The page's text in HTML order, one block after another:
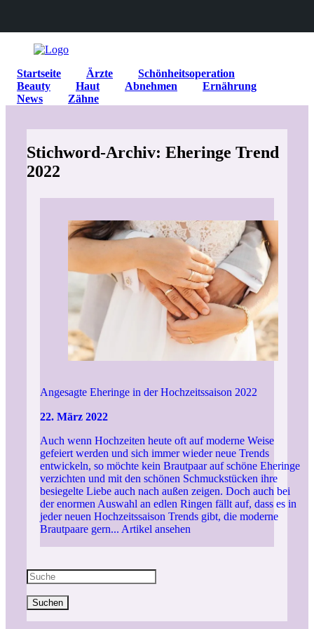
Startseite Ärzte
Schönheitsoperation
Beauty
Haut Abnehmen
Ernährung
News
Zähne
Stichword-Archiv: Eheringe Trend
2022
Angesagte Eheringe in der Hochzeitssaison 2022
22. März 2022
Auch wenn Hochzeiten heute oft auf moderne Weise
gefeiert werden und sich immer wieder neue Trends
entwickeln, so möchte kein Brautpaar auf schöne Eheringe
verzichten und mit den schönen Schmuckstücken ihre
besiegelte Liebe auch nach außen zeigen. Doch auch bei
der enormen Auswahl an edlen Ringen fällt auf, dass es in
jeder neuen Hochzeitssaison Trends gibt, die moderne
Brautpaare gern... Artikel ansehen
Suchen